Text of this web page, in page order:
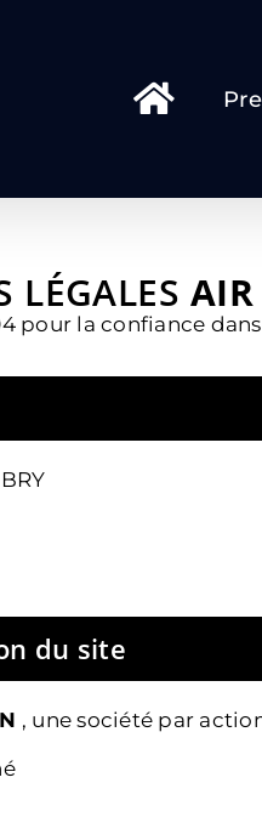
LÉGALES AIR
pour la confiance
du site
, une société par